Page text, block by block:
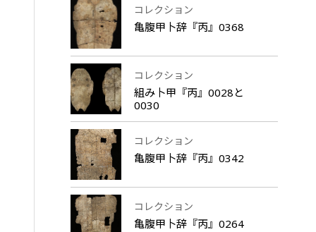
コレクション
亀腹甲卜辞『丙』0368
コレクション
組み卜甲『丙』0028と
0030
コレクション
亀腹甲卜辞『丙』0342
コレクション
亀腹甲卜辞『丙』0264